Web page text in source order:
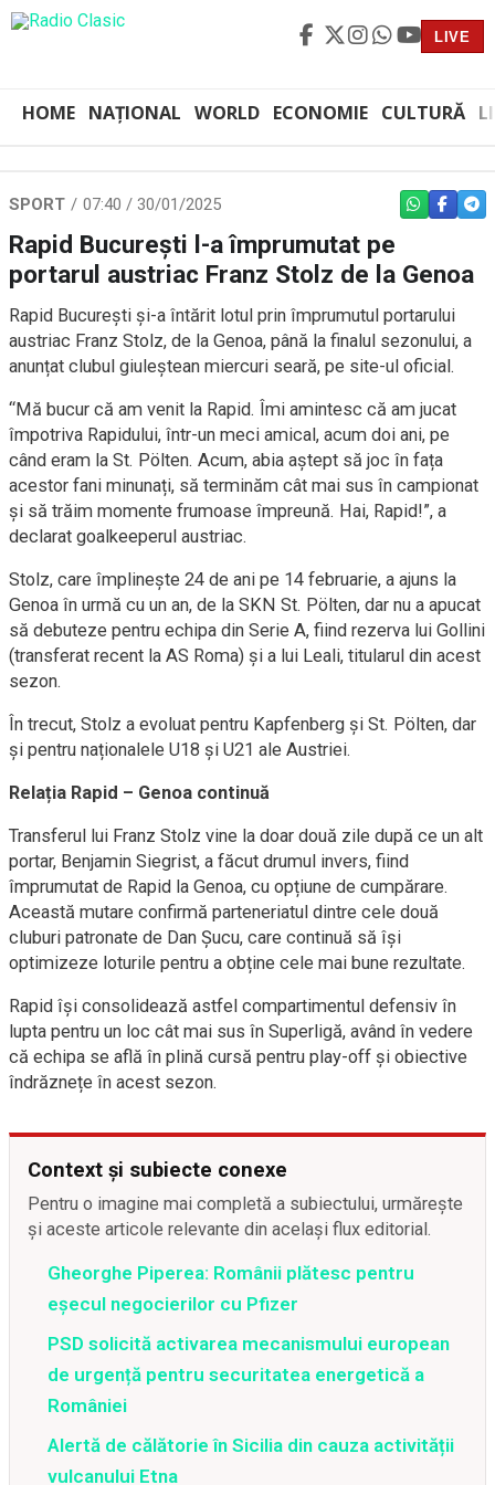
LIVE
HOME NAȚIONAL WORLD ECONOMIE CULTURĂ
SPORT 07:40 / 30/01/2025 WHATSAPP
Rapid București l-a împrumutat pe
portarul austriac Franz Stolz de la Genoa
Rapid București și-a întărit lotul prin împrumutul portarului
austriac Franz Stolz, de la Genoa, până la finalul sezonului, a
anunțat clubul giuleștean miercuri seară, pe site-ul oficial.
“Mă bucur că am venit la Rapid. Îmi amintesc că am jucat
împotriva Rapidului, într-un meci amical, acum doi ani, pe
când eram la St. Pölten. Acum, abia aștept să joc în fața
acestor fani minunați, să terminăm cât mai sus în campionat
și să trăim momente frumoase împreună. Hai, Rapid!”, a
declarat goalkeeperul austriac.
Stolz, care împlinește 24 de ani pe 14 februarie, a ajuns la
Genoa în urmă cu un an, de la SKN St. Pölten, dar nu a apucat
să debuteze pentru echipa din Serie A, fiind rezerva lui Gollini
(transferat recent la AS Roma) și a lui Leali, titularul din acest
sezon.
În trecut, Stolz a evoluat pentru Kapfenberg și St. Pölten, dar
și pentru naționalele U18 și U21 ale Austriei.
Relația Rapid – Genoa continuă
Transferul lui Franz Stolz vine la doar două zile după ce un alt
portar, Benjamin Siegrist, a făcut drumul invers, fiind
împrumutat de Rapid la Genoa, cu opțiune de cumpărare.
Această mutare confirmă parteneriatul dintre cele două
cluburi patronate de Dan Șucu, care continuă să își
optimizeze loturile pentru a obține cele mai bune rezultate.
Rapid își consolidează astfel compartimentul defensiv în
lupta pentru un loc cât mai sus în Superligă, având în vedere
că echipa se află în plină cursă pentru play-off și obiective
îndrăznețe în acest sezon.
Context și subiecte conexe
Pentru o imagine mai completă a subiectului, urmărește
și aceste articole relevante din același flux editorial.
Gheorghe Piperea: Românii plătesc pentru
eșecul negocierilor cu Pfizer
PSD solicită activarea mecanismului european
de urgență pentru securitatea energetică a
României
Alertă de călătorie în Sicilia din cauza activității
vulcanului Etna